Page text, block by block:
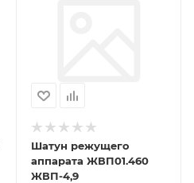
Шатун режущего
аппарата ЖВП01.460
ЖВП-4,9